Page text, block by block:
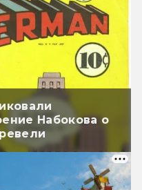
Набокова о